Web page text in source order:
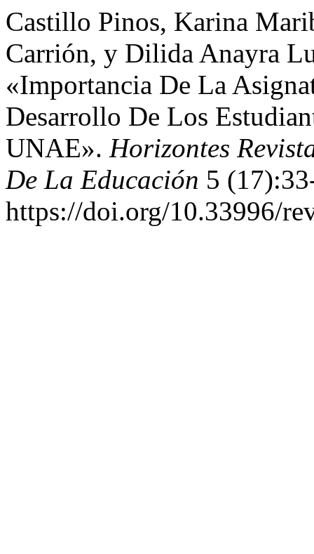
Castillo Pinos, Karina
Carrión, y Dilida Anayra
«Importancia De La
Desarrollo De Los
UNAE». Horizontes
De La Educación 5
https://doi.org/10.33996/